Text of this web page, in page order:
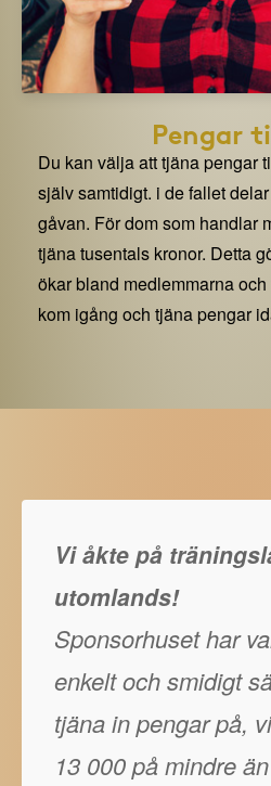
Pengar
Du kan välja att tjäna pengar
själv samtidigt. i de fallet
gåvan. För dom som handlar
tjäna tusentals kronor. Detta
ökar bland medlemmarna
kom igång och tjäna pengar
Vi åkte på
utomlands!
Sponsorhuset har
enkelt och smidigt
tjäna in pengar på,
13 000 på mindre